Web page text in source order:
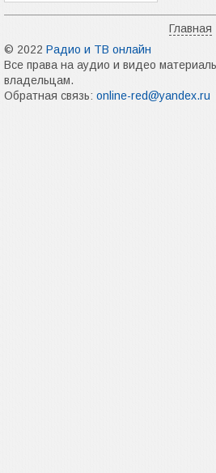
Главная
© 2022 Радио и ТВ онлайн
Все права на аудио и видео
владельцам.
Обратная связь: online-red@yandex.ru